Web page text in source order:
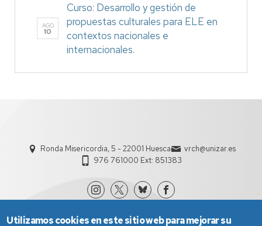
AGO
10
Curso: Desarrollo y gestión de
propuestas culturales para ELE en
contextos nacionales e
internacionales.
Ronda Misericordia, 5 - 22001 Huesca
vrch@unizar.es
976 761000 Ext: 851383
Utilizamos cookies en este sitio web para mejorar su